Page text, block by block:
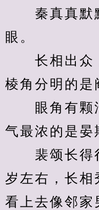
秦真真默
眼。
长相出众
棱角分明的是
眼角有颗
气最浓的是晏
裴颂长得
岁左右，长相
看上去像邻家